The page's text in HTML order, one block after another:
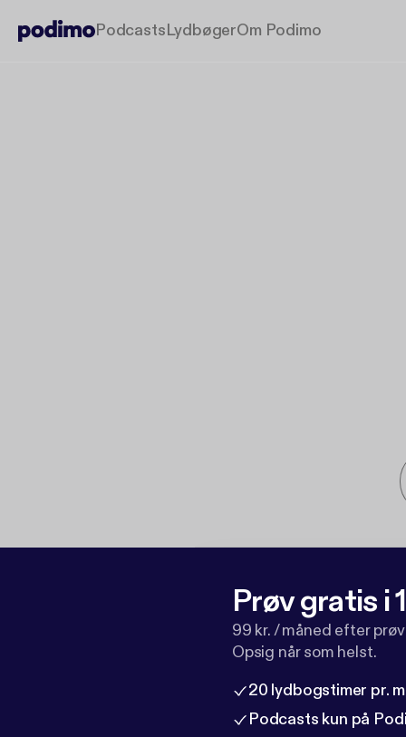
PodcastsLydbøgerOm Podimo
Prøv gratis i
99 kr. / måned efter
Opsig når som helst.
20 lydbogstimer pr.
Podcasts kun på